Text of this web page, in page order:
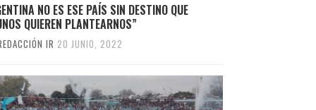
NO ES ESE PAÍS SIN DESTINO QUE
QUIEREN PLANTEARNOS”
IR 20 JUNIO, 2022